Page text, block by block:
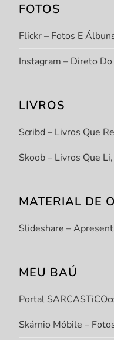
FOTOS
Flickr – Fotos E
Instagram – Direto
LIVROS
Scribd – Livros Que
Skoob – Livros Que
MATERIAL DE
Slideshare –
MEU BAÚ
Portal
Skárnio Móbile –